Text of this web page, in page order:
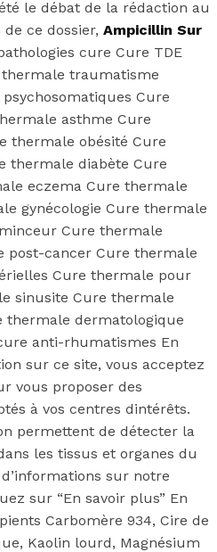
le débat de la rédaction au
ce dossier, Ampicillin Sur
cure Cure TDE
traumatisme
Cure
asthme Cure
thermale obésité Cure
thermale diabète Cure
eczema Cure thermale
gynécologie Cure thermale
Cure thermale
post-cancer Cure thermale
Cure thermale pour
sinusite Cure thermale
thermale dermatologique
anti-rhumatismes En
sur ce site, vous acceptez
vous proposer des
à vos centres dintérêts.
permettent de détecter la
les tissus et organes du
sur notre
sur “En savoir plus” En
Carbomère 934, Cire de
Kaolin lourd, Magnésium